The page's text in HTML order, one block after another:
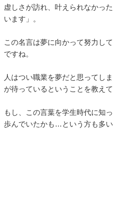
虚しさが訪れ、叶えられなかっ
います」。
この名言は夢に向かって努力し
ですね。
人はつい職業を夢だと思ってし
が待っているということを教え
もし、この言葉を学生時代に知
歩んでいたかも…という方も多